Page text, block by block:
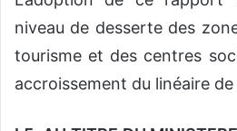
niveau de desserte des
tourisme et des centres
accroissement du linéaire